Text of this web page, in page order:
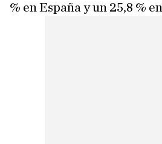
% en España y un 25,8 %